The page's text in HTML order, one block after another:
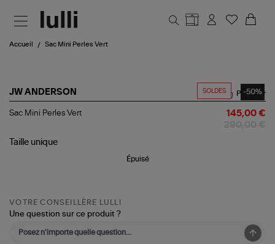
Accueil Sac Mini Perles Vert
SOLDES -50%
JW ANDERSON
Sac
Vert
Partager
Sac Mini Perles Vert 145,00 €
Taille unique
Épuisé
VOTRE CONSEILLÈRE LULLI
Une question sur ce produit ?